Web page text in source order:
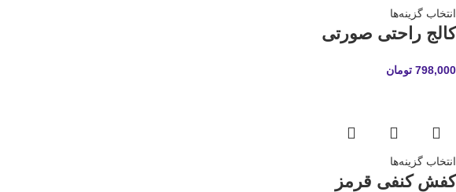
انتخاب گزینه‌ها
کالج راحتی صورتی
798,000 تومان
انتخاب گزینه‌ها
کفش کنفی قرمز